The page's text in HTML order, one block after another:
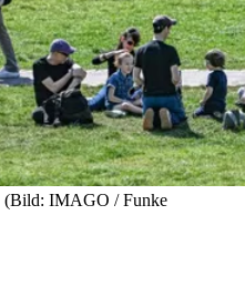
(Bild: IMAGO / Funke